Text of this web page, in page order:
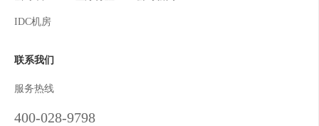
IDC机房
联系我们
服务热线
400-028-9798